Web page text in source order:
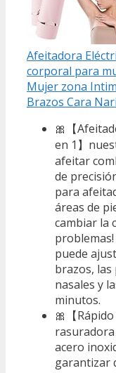
Afeitadora
corporal para
Mujer zona
Brazos Cara
🎀【
en 1】
afeitar
de
para
áreas de
cambiar la
puede
brazos, las
nasales y
minutos.
🎀【
acero
garantizar